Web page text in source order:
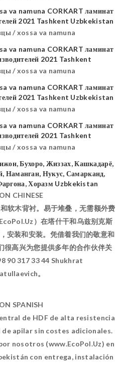
/ xossa va namuna
/ xossa va namuna
/ xossa va namuna
/ xossa va namuna
CHINESE
软木背衬。易于堆叠，无需额外费
）在塔什干和乌兹别克斯
安装和安装。凭借着我们的敬意和
很高兴为您提供多年的合作伙伴关
90 317 33 44 Shukhrat
。
SPANISH
de HDF de alta resistencia
apilar sin costes adicionales.
nosotros (www.EcoPol.Uz) en
con entrega, instalación